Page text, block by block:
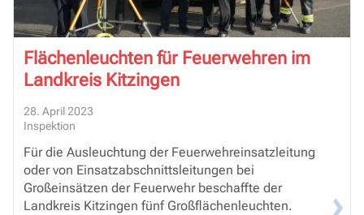
Flächenleuchten für Feuerwehren im
Landkreis Kitzingen
28. April 2023
Inspektion
Für die Ausleuchtung der Feuerwehreinsatzleitung
oder von Einsatzabschnittsleitungen bei
Großeinsätzen der Feuerwehr beschaffte der
Landkreis Kitzingen fünf Großflächenleuchten.